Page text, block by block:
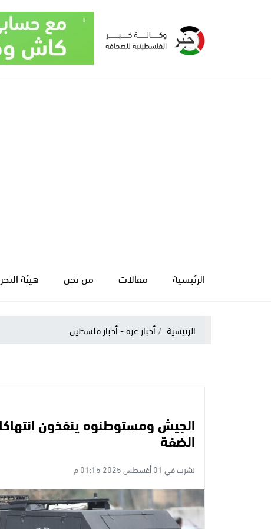
الرئيسية مقالات من نحن هيئة
الرئيسية أخبار غزة - أخبار فلسطين
الجيش ومستوطنوه ينفذون
الضفة
نشرت في 01 أغسطس 2025 01:15 م